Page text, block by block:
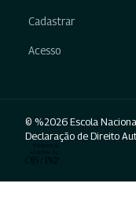
Cadastrar
Acesso
© %2026 Escola
Declaração de Direito